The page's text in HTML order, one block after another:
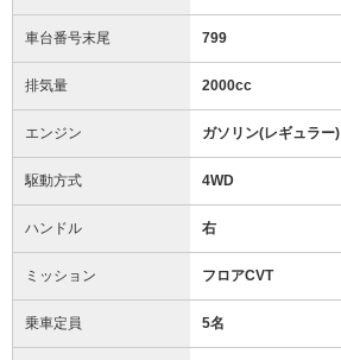
車台番号末尾 799
排気量 2000cc
エンジン ガソリン(レギュラー)
駆動方式 4WD
ハンドル 右
ミッション フロアCVT
乗車定員 5名